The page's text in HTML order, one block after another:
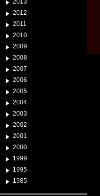
2013
2012
2011
2010
2009
2008
2007
2006
2005
2004
2003
2002
2001
2000
1999
1995
1985